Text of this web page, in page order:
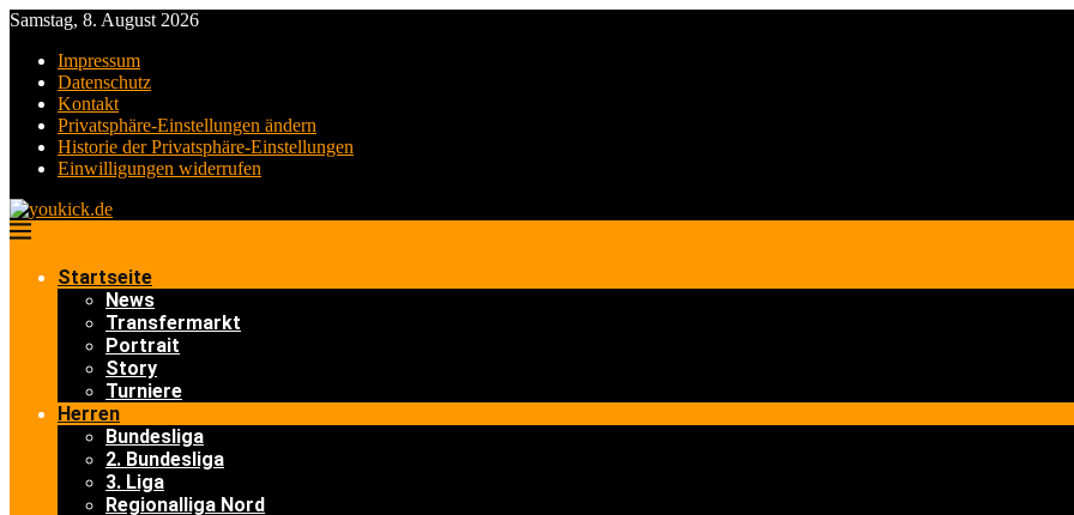
Samstag, 8. August 2026
Impressum
Datenschutz
Kontakt
Privatsphäre-Einstellungen ändern
Historie der Privatsphäre-Einstellungen
Einwilligungen widerrufen
Startseite
News
Transfermarkt
Portrait
Story
Turniere
Herren
Bundesliga
2. Bundesliga
3. Liga
Regionalliga Nord